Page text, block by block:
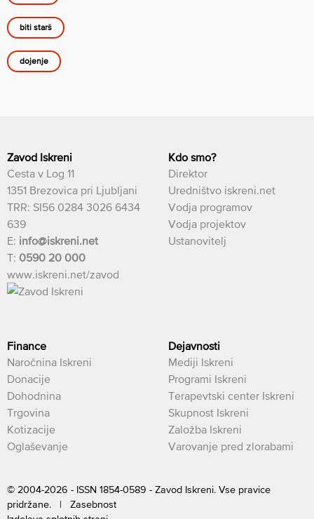
biti starš
dojenje
Zavod Iskreni
Cesta v Log 11
1351 Brezovica pri Ljubljani
TRR: SI56 0284 3026 6434
639
E: info@iskreni.net
T: 0590 20 000
www.iskreni.net/zavod
Kdo smo?
Direktor
Uredništvo iskreni.net
Vodja programov
Vodja projektov
Ustanovitelj
Finance
Naročnina Iskreni
Donacije
Dohodnina
Trgovina
Kotizacije
Oglaševanje
Dejavnosti
Mediji Iskreni
Programi Iskreni
Terapevtski center Iskreni
Skupnost Iskreni
Založba Iskreni
Varovanje pred zlorabami
© 2004-2026 - ISSN 1854-0589 - Zavod Iskreni. Vse pravice
pridržane. | Zasebnost